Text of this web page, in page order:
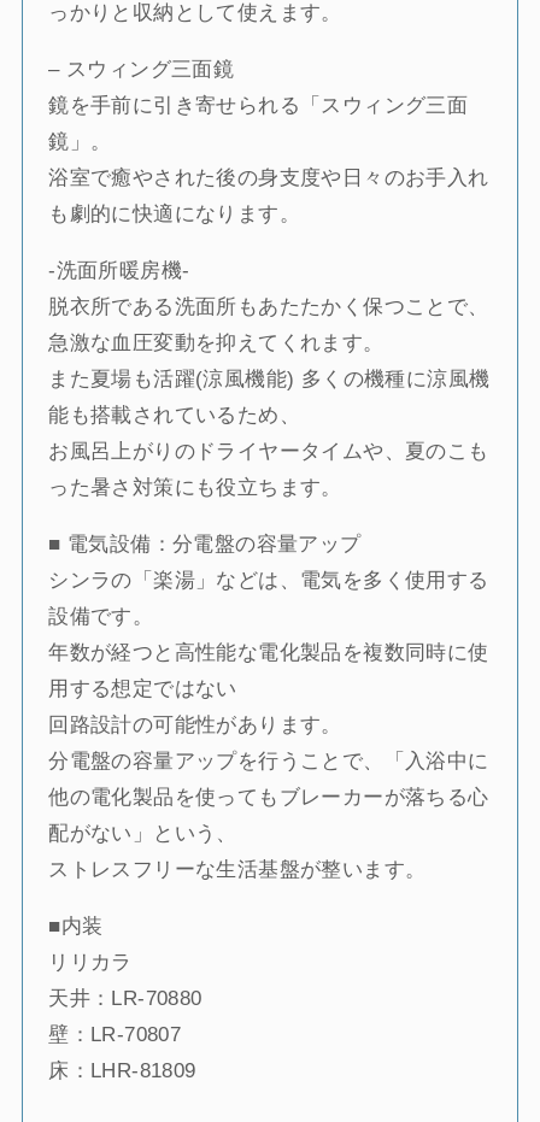
っかりと収納として使えます。
– スウィング三面鏡
鏡を手前に引き寄せられる「スウィング三面
鏡」。
浴室で癒やされた後の身支度や日々のお手入れ
も劇的に快適になります。
-洗面所暖房機-
脱衣所である洗面所もあたたかく保つことで、
急激な血圧変動を抑えてくれます。
また夏場も活躍(涼風機能) 多くの機種に涼風機
能も搭載されているため、
お風呂上がりのドライヤータイムや、夏のこも
った暑さ対策にも役立ちます。
■ 電気設備：分電盤の容量アップ
シンラの「楽湯」などは、電気を多く使用する
設備です。
年数が経つと高性能な電化製品を複数同時に使
用する想定ではない
回路設計の可能性があります。
分電盤の容量アップを行うことで、「入浴中に
他の電化製品を使ってもブレーカーが落ちる心
配がない」という、
ストレスフリーな生活基盤が整います。
■内装
リリカラ
天井：LR-70880
壁：LR-70807
床：LHR-81809